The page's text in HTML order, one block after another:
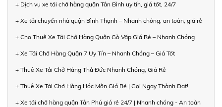
+ Dịch vụ xe tải chở hàng quận Tân Bình uy tín, giá tốt, 24/7
+ Xe tải chuyển nhà quận Bình Thạnh – Nhanh chóng, an toàn, giá rẻ
+ Cho Thuê Xe Tải Chở Hàng Quận Gò Vấp Giá Rẻ – Nhanh Chóng
+ Xe Tải Chở Hàng Quận 7 Uy Tín – Nhanh Chóng – Giá Tốt
+ Thuê Xe Tải Chở Hàng Thủ Đức Nhanh Chóng, Giá Rẻ
+ Thuê Xe Tải Chở Hàng Hóc Môn Giá Rẻ | Gọi Ngay Thành Đạt!
+ Xe tải chở hàng quận Tân Phú giá rẻ 24/7 | Nhanh chóng - An toàn